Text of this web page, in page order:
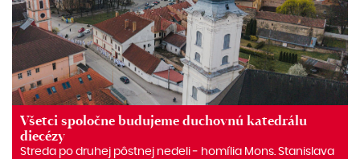
Všetci spoločne budujeme duchovnú katedrálu
diecézy
Streda po druhej pôstnej nedeli ‒ homília Mons. Stanislava